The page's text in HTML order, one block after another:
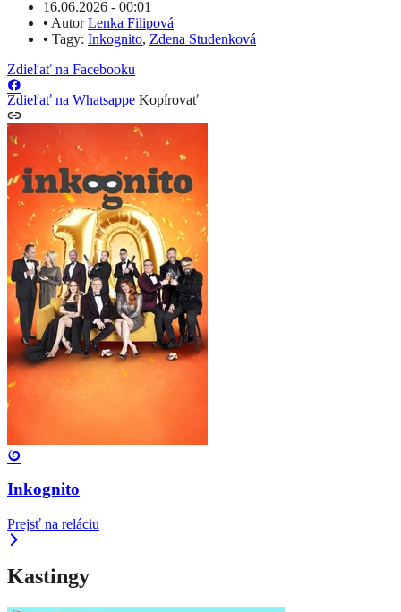
16.06.2026 - 00:01
• AutorLenka Filipová
• Tagy: Inkognito, Zdena Studenková
Zdieľať na Facebooku
Zdieľať na Whatsappe Kopírovať
Inkognito
Prejsť na reláciu
Kastingy